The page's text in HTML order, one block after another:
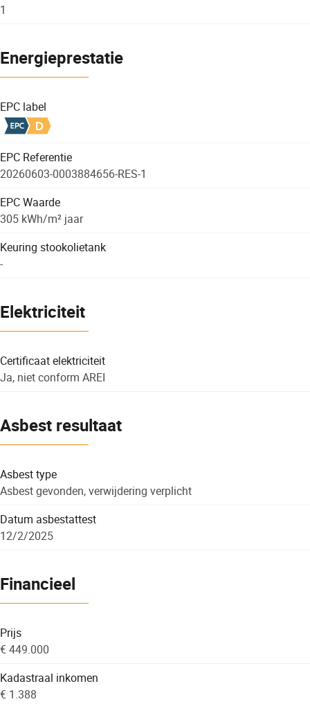
1
Energieprestatie
EPC label
EPC Referentie
20260603-0003884656-RES-1
EPC Waarde
305 kWh/m² jaar
Keuring stookolietank
-
Elektriciteit
Certificaat elektriciteit
Ja, niet conform AREI
Asbest resultaat
Asbest type
Asbest gevonden, verwijdering verplicht
Datum asbestattest
12/2/2025
Financieel
Prijs
€ 449.000
Kadastraal inkomen
€ 1.388